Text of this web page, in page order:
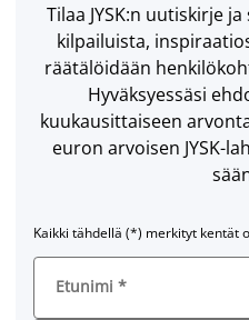
Tilaa JYSK:n uutiskirje
kilpailuista,
räätälöidään
Hyväksyessäsi
kuukausittaiseen
euron arvoisen JYSK-
Kaikki tähdellä (*) merkityt kentät
Etunimi *